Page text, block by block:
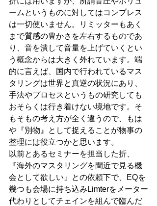
ームというものに対してはコンプレス
は一切使いません。リミッターもあく
まで質感の豊かさを左右するものであ
り、音を潰して音量を上げていくとい
う概念からは大きく外れています。端
的に言えば、国内で行われているマス
タリングは世界と真逆の状況にあり、
手法やプロセスというもの研究しても
おそらくは行き着けない境地です。そ
もそもの考え方が全く違うので、もは
や『別物』として捉えることが物事の
整理には役立つかと思います。
以前とあるセミナーを担当した折、
『海外のマスタリングを間近で見る機
会として欲しい』との依頼下で、EQを
幾つも会場に持ち込みLimterをメーター
代わりとしてチェインを組んで臨んだ